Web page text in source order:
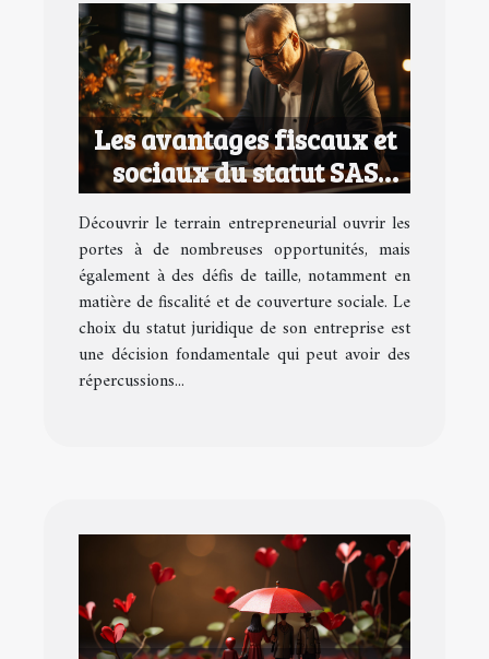
Les avantages fiscaux et
sociaux du statut SAS
pour les entrepreneurs
Découvrir le terrain entrepreneurial ouvrir les
portes à de nombreuses opportunités, mais
également à des défis de taille, notamment en
matière de fiscalité et de couverture sociale. Le
choix du statut juridique de son entreprise est
une décision fondamentale qui peut avoir des
répercussions...